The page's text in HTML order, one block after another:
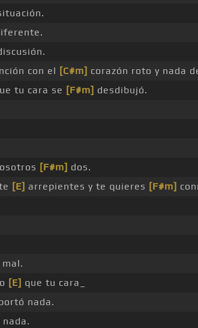
con el [C#m] corazón roto y nada
tu cara se [F#m] desdibujó.
[F#m] dos.
[E] arrepientes y te quieres [F#m]
[E] que tu cara_
nada.
nada.